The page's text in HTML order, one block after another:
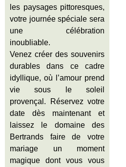
les paysages pittoresques,
votre journée spéciale sera
une célébration
inoubliable.
Venez créer des souvenirs
durables dans ce cadre
idyllique, où l’amour prend
vie sous le soleil
provençal. Réservez votre
date dès maintenant et
laissez le domaine des
Bertrands faire de votre
mariage un moment
magique dont vous vous